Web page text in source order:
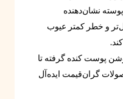
نشان‌دهنده
و خطر کمتر عیوب
پوست کنده گرفته تا
گران‌قیمت ایده‌آل